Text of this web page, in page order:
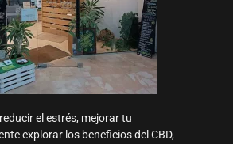
el estrés, mejorar tu
explorar los beneficios del CBD,